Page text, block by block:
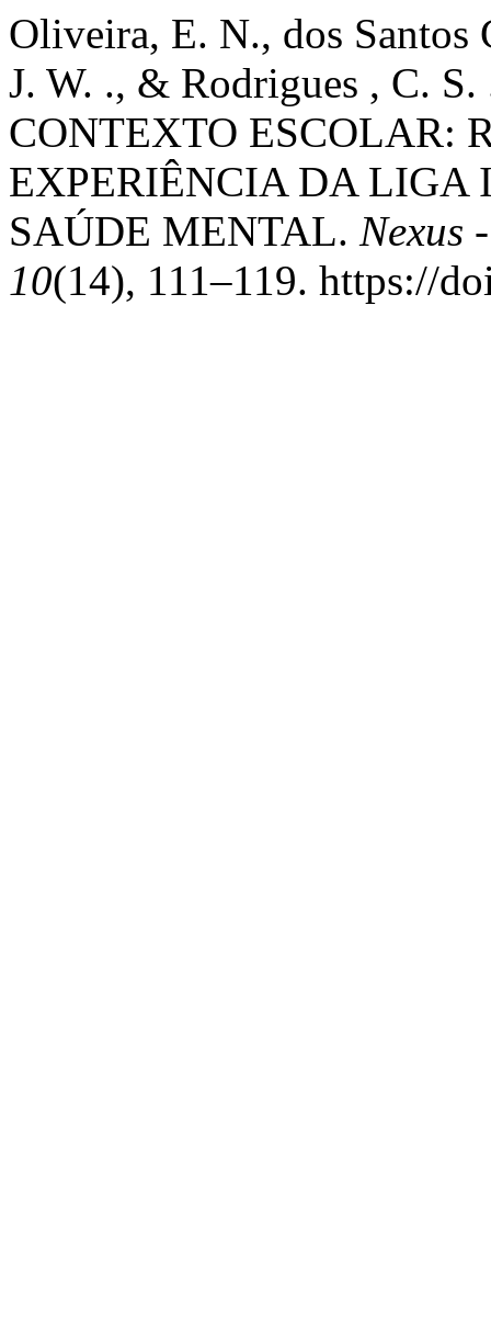
Oliveira, E. N., dos Santos
J. W. ., & Rodrigues , C.
CONTEXTO ESCOLAR:
EXPERIÊNCIA DA LIGA
SAÚDE MENTAL. Nexus
10(14), 111–119. https://